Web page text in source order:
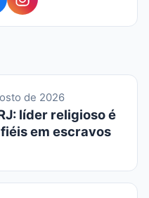
de 2026
líder religioso é
em escravos